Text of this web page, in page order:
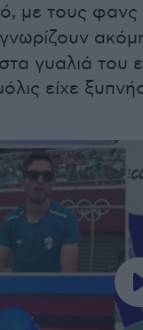
με τους φανς
γυαλιά του
είχε